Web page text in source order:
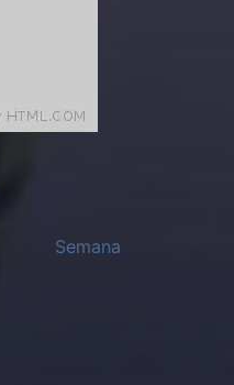
Semana